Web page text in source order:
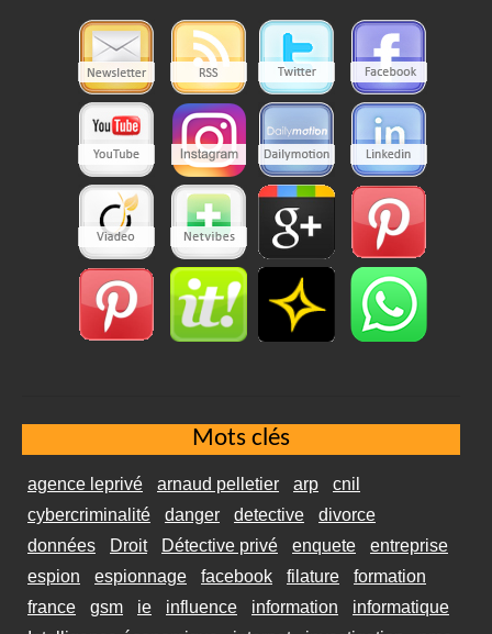
Mots clés
agence leprivé arnaud pelletier arp
cnil
cybercriminalité
danger detective
divorce
données
Droit Détective privé enquete
entreprise
espion
espionnage facebook filature
formation
france
gsm ie influence information
informatique